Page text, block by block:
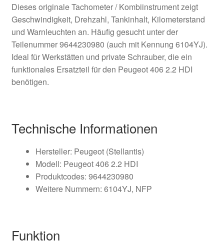
Dieses originale Tachometer / Kombiinstrument zeigt
Geschwindigkeit, Drehzahl, Tankinhalt, Kilometerstand
und Warnleuchten an. Häufig gesucht unter der
Teilenummer 9644230980 (auch mit Kennung 6104YJ).
Ideal für Werkstätten und private Schrauber, die ein
funktionales Ersatzteil für den Peugeot 406 2.2 HDI
benötigen.
Technische Informationen
Hersteller: Peugeot (Stellantis)
Modell: Peugeot 406 2.2 HDI
Produktcodes: 9644230980
Weitere Nummern: 6104YJ, NFP
Funktion